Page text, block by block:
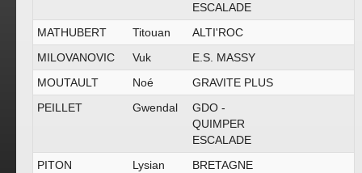
ESCALADE
MATHUBERT
Titouan
ALTI'ROC
MILOVANOVIC
Vuk
E.S. MASSY
MOUTAULT
Noé
GRAVITE PLUS
PEILLET
Gwendal
GDO -
QUIMPER
ESCALADE
PITON
Lysian BRETAGNE